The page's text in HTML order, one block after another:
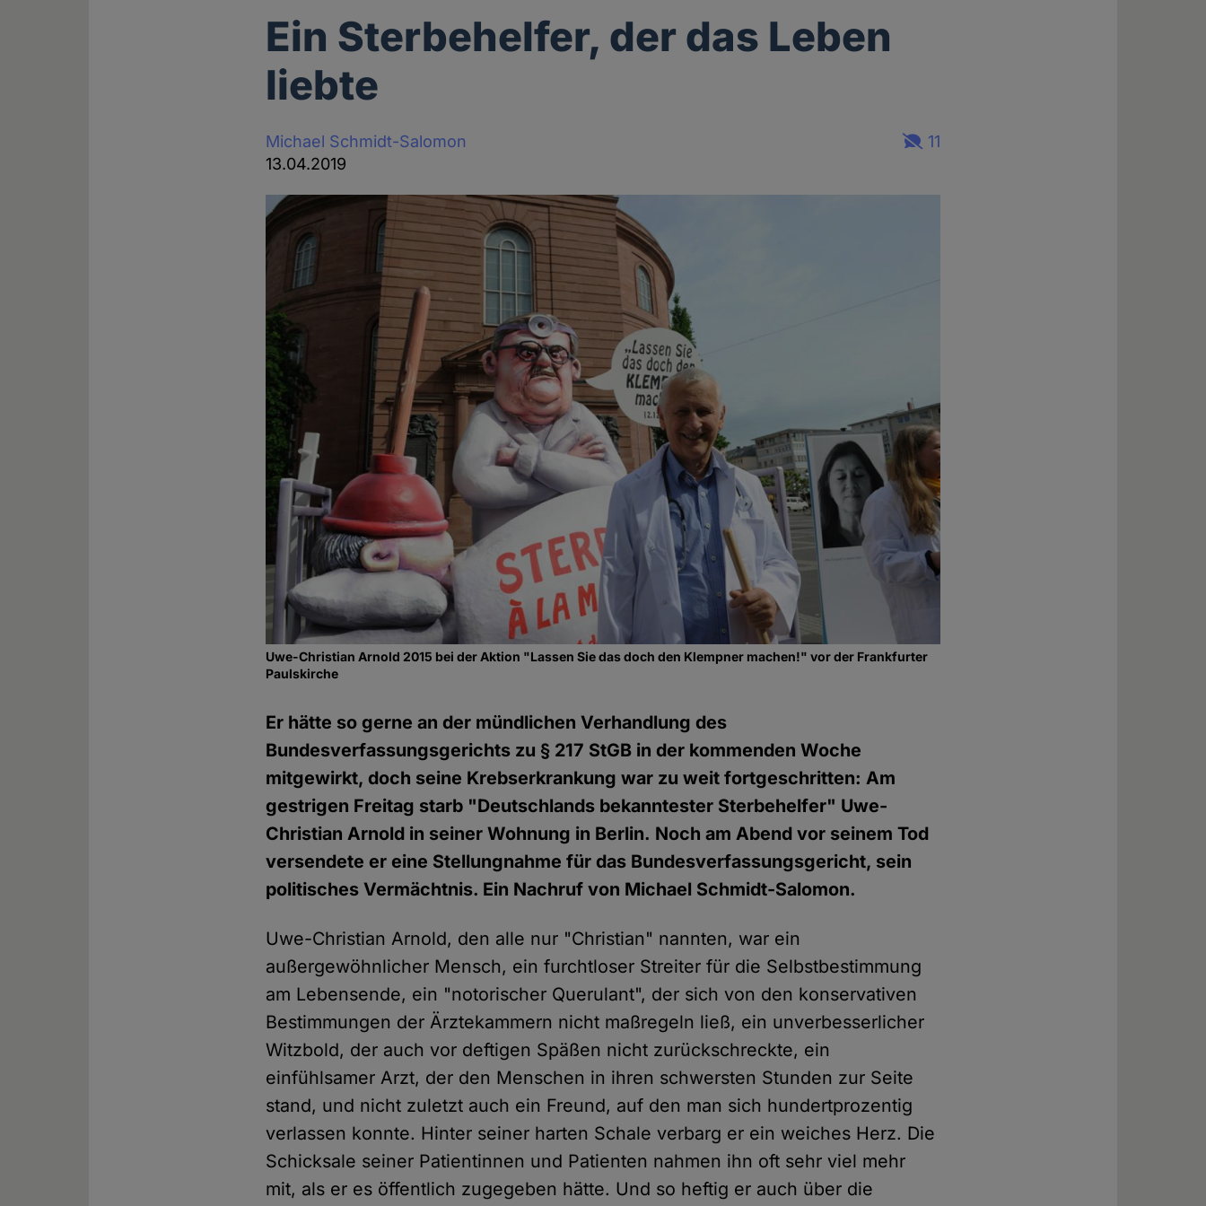
Ein Sterbehelfer, der das Leben
liebte
Michael Schmidt-Salomon
13.04.2019
11
Uwe-Christian Arnold 2015 bei der Aktion "Lassen Sie das doch den Klempner machen!" vor der Frankfurter
Paulskirche
Er hätte so gerne an der mündlichen Verhandlung des
Bundesverfassungsgerichts zu § 217 StGB in der kommenden Woche
mitgewirkt, doch seine Krebserkrankung war zu weit fortgeschritten: Am
gestrigen Freitag starb "Deutschlands bekanntester Sterbehelfer" Uwe-
Christian Arnold in seiner Wohnung in Berlin. Noch am Abend vor seinem Tod
versendete er eine Stellungnahme für das Bundesverfassungsgericht, sein
politisches Vermächtnis. Ein Nachruf von Michael Schmidt-Salomon.
Uwe-Christian Arnold, den alle nur "Christian" nannten, war ein
außergewöhnlicher Mensch, ein furchtloser Streiter für die Selbstbestimmung
am Lebensende, ein "notorischer Querulant", der sich von den konservativen
Bestimmungen der Ärztekammern nicht maßregeln ließ, ein unverbesserlicher
Witzbold, der auch vor deftigen Späßen nicht zurückschreckte, ein
einfühlsamer Arzt, der den Menschen in ihren schwersten Stunden zur Seite
stand, und nicht zuletzt auch ein Freund, auf den man sich hundertprozentig
verlassen konnte. Hinter seiner harten Schale verbarg er ein weiches Herz. Die
Schicksale seiner Patientinnen und Patienten nahmen ihn oft sehr viel mehr
mit, als er es öffentlich zugegeben hätte. Und so heftig er auch über die